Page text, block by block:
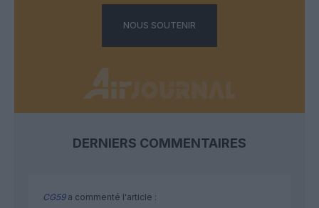
NOUS SOUTENIR
DERNIERS COMMENTAIRES
CG59a commenté l'article :